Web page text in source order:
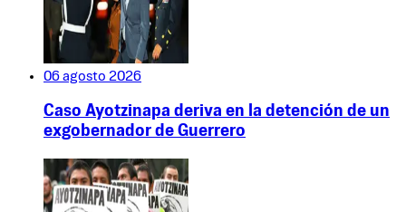
06 agosto 2026
Caso Ayotzinapa deriva en la detención de un
exgobernador de Guerrero